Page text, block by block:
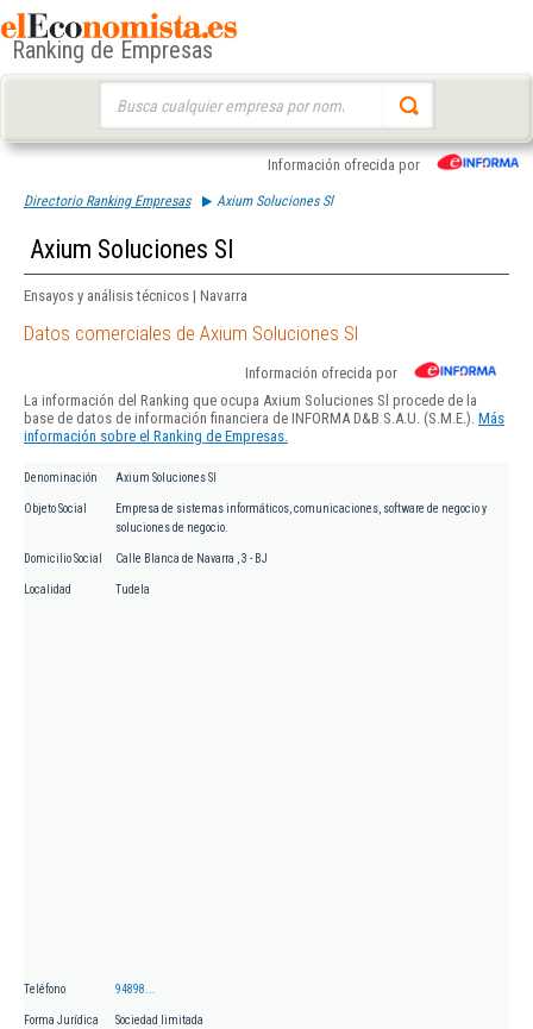
Ranking de Empresas
Información ofrecida por
Directorio Ranking Empresas Axium Soluciones Sl
Axium Soluciones Sl
Ensayos y análisis técnicos | Navarra
Datos comerciales de Axium Soluciones Sl
Información ofrecida por
La información del Ranking que ocupa Axium Soluciones Sl procede de la
base de datos de información financiera de INFORMA D&B S.A.U. (S.M.E.). Más
información sobre el Ranking de Empresas.
Denominación Axium Soluciones Sl
Objeto Social
Empresa de sistemas informáticos, comunicaciones, software de negocio y
soluciones de negocio.
Domicilio Social Calle Blanca de Navarra , 3 - BJ
Localidad Tudela
Teléfono 94898...
Forma Jurídica Sociedad limitada